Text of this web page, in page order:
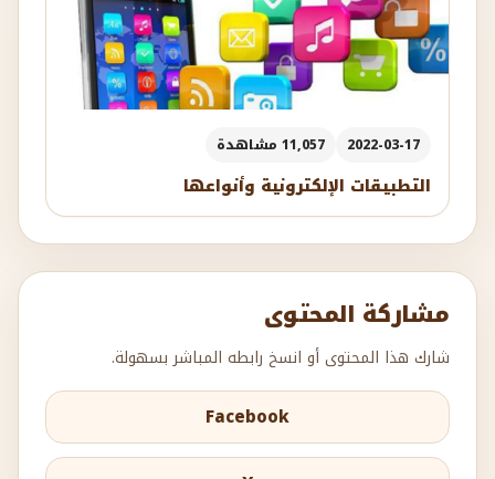
2022-03-17 11,057 مشاهدة
التطبيقات الإلكترونية وأنواعها
مشاركة المحتوى
شارك هذا المحتوى أو انسخ رابطه المباشر بسهولة.
Facebook